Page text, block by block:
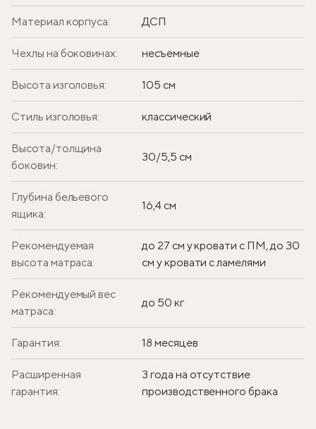
Материал корпуса: ДСП
Чехлы на боковинах: несъемные
Высота изголовья: 105 см
Стиль изголовья: классический
Высота/толщина
боковин:
30/5,5 см
Глубина бельевого
ящика:
16,4 см
Рекомендуемая
высота матраса:
до 27 см у кровати с ПМ, до 30
см у кровати с ламелями
Рекомендуемый вес
матраса:
до 50 кг
Гарантия: 18 месяцев
Расширенная
гарантия:
3 года на отсутствие
производственного брака